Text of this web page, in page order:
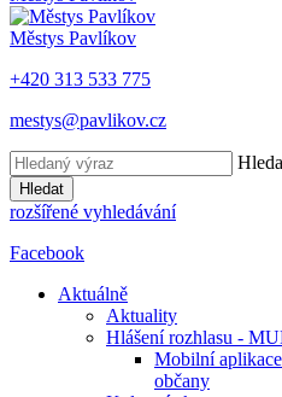
Městys Pavlíkov
+420 313 533 775
mestys@pavlikov.cz
Hledat
rozšířené vyhledávání
Facebook
Aktuálně
Aktuality
Hlášení rozhlasu -
Mobilní
občany